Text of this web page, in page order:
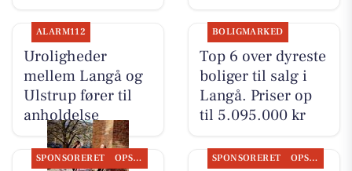
ALARM112
Uroligheder
mellem Langå og
Ulstrup fører til
anholdelse
BOLIGMARKED
Top 6 over dyreste
boliger til salg i
Langå. Priser op
til 5.095.000 kr
SPONSORERET OPSLAGSTAVLEN SPONSORERET OPSLAGSTAVLEN